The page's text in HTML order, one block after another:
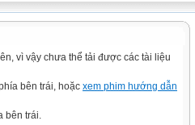
vì vậy chưa thể tải được các tài liệu
bên trái, hoặc xem phim hướng dẫn
bên trái.